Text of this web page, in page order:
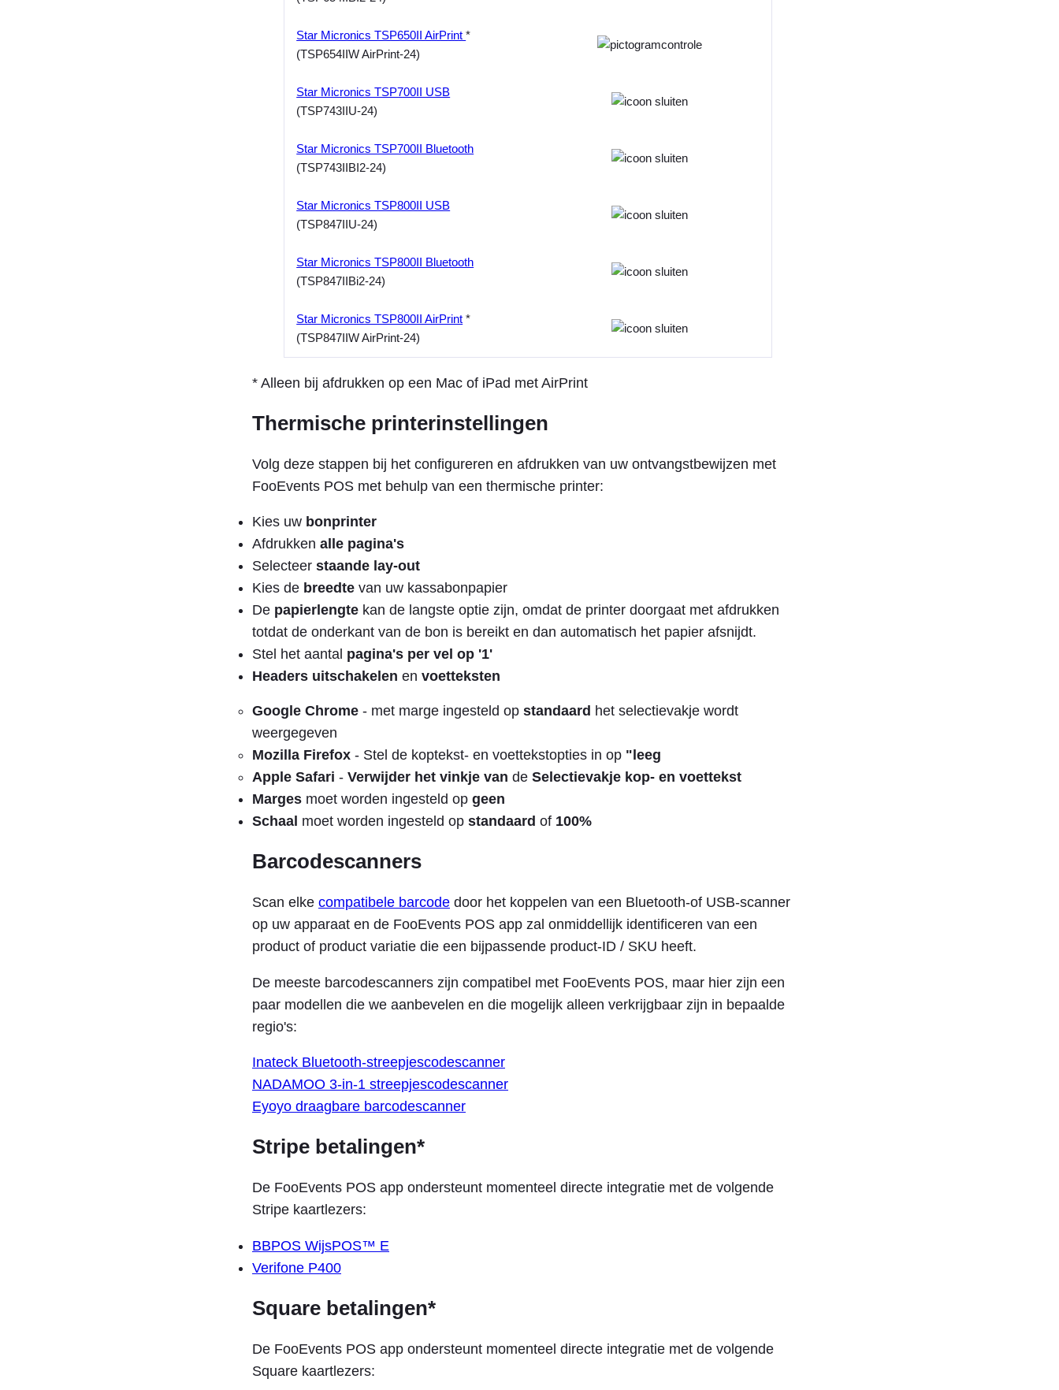
Star Micronics TSP650II AirPrint*
(TSP654IIW AirPrint-24)
Star Micronics TSP700II USB
(TSP743IIU-24)
Star Micronics TSP700II Bluetooth
(TSP743IIBI2-24)
Star Micronics TSP800II USB
(TSP847IIU-24)
Star Micronics TSP800II Bluetooth
(TSP847IIBi2-24)
Star Micronics TSP800II AirPrint *
(TSP847IIW AirPrint-24)
* Alleen bij afdrukken op een Mac of iPad met AirPrint
Thermische printerinstellingen
Volg deze stappen bij het configureren en afdrukken van uw ontvangstbewijzen met
FooEvents POS met behulp van een thermische printer:
Kies uw bonprinter
Afdrukken alle pagina's
Selecteer staande lay-out
Kies de breedte van uw kassabonpapier
De papierlengte kan de langste optie zijn, omdat de printer doorgaat met afdrukken
totdat de onderkant van de bon is bereikt en dan automatisch het papier afsnijdt.
Stel het aantal pagina's per vel op '1'
Headers uitschakelen en voetteksten
Google Chrome - met marge ingesteld op standaard het selectievakje wordt
weergegeven
Mozilla Firefox - Stel de koptekst- en voettekstopties in op "leeg
Apple Safari - Verwijder het vinkje van de Selectievakje kop- en voettekst
Marges moet worden ingesteld op geen
Schaal moet worden ingesteld op standaard of 100%
Barcodescanners
Scan elke compatibele barcode door het koppelen van een Bluetooth-of USB-scanner
op uw apparaat en de FooEvents POS app zal onmiddellijk identificeren van een
product of product variatie die een bijpassende product-ID / SKU heeft.
De meeste barcodescanners zijn compatibel met FooEvents POS, maar hier zijn een
paar modellen die we aanbevelen en die mogelijk alleen verkrijgbaar zijn in bepaalde
regio's:
Inateck Bluetooth-streepjescodescanner
NADAMOO 3-in-1 streepjescodescanner
Eyoyo draagbare barcodescanner
Stripe betalingen*
De FooEvents POS app ondersteunt momenteel directe integratie met de volgende
Stripe kaartlezers:
BBPOS WijsPOS™ E
Verifone P400
Square betalingen*
De FooEvents POS app ondersteunt momenteel directe integratie met de volgende
Square kaartlezers: